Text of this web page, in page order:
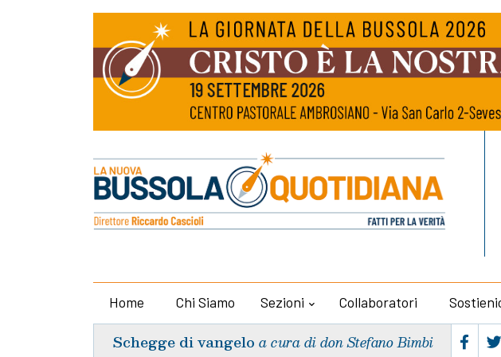
Home Chi Siamo Sezioni Collaboratori
Schegge di vangelo a cura di don Stefano Bimbi